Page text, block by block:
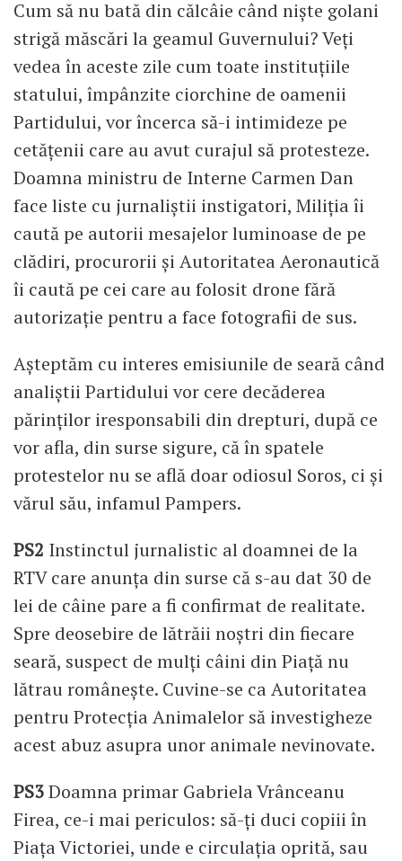
Cum să nu bată din călcâie când niște golani
strigă măscări la geamul Guvernului? Veți
vedea în aceste zile cum toate instituțiile
statului, împânzite ciorchine de oamenii
Partidului, vor încerca să-i intimideze pe
cetățenii care au avut curajul să protesteze.
Doamna ministru de Interne Carmen Dan
face liste cu jurnaliștii instigatori, Miliția îi
caută pe autorii mesajelor luminoase de pe
clădiri, procurorii și Autoritatea Aeronautică
îi caută pe cei care au folosit drone fără
autorizație pentru a face fotografii de sus.
Așteptăm cu interes emisiunile de seară când
analiștii Partidului vor cere decăderea
părinților iresponsabili din drepturi, după ce
vor afla, din surse sigure, că în spatele
protestelor nu se află doar odiosul Soros, ci și
vărul său, infamul Pampers.
PS2 Instinctul jurnalistic al doamnei de la
RTV care anunța din surse că s-au dat 30 de
lei de câine pare a fi confirmat de realitate.
Spre deosebire de lătrăii noștri din fiecare
seară, suspect de mulți câini din Piață nu
lătrau românește. Cuvine-se ca Autoritatea
pentru Protecția Animalelor să investigheze
acest abuz asupra unor animale nevinovate.
PS3Doamna primar Gabriela Vrânceanu
Firea, ce-i mai periculos: să-ți duci copiii în
Piața Victoriei, unde e circulația oprită, sau